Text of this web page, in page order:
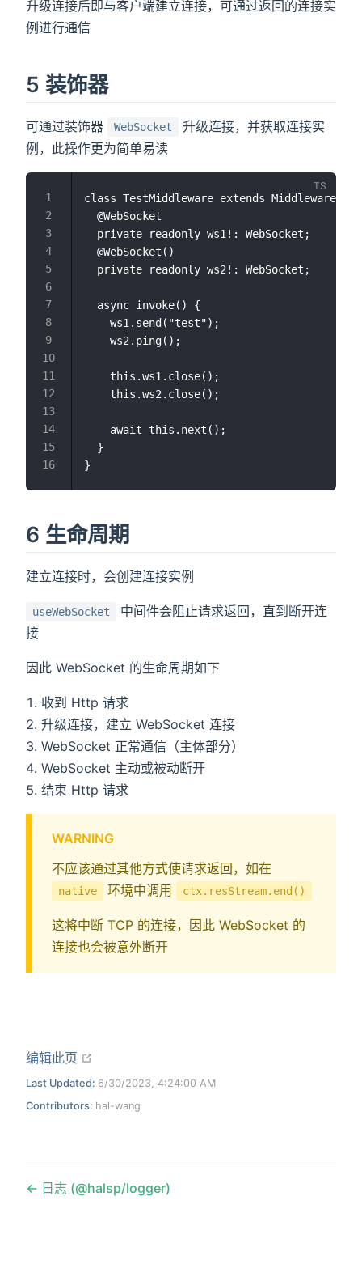
升级连接后即与客户端建立连接，可通过返回的连接实
例进行通信
5 装饰器
可通过装饰器 WebSocket
升级连接，并获取连接实
例，此操作更为简单易读
class TestMiddleware extends Middleware {
  @WebSocket
  private readonly ws1!: WebSocket;
  @WebSocket()
  private readonly ws2!: WebSocket;
  async invoke() {
    ws1.send("test");
    ws2.ping();
    this.ws1.close();
    this.ws2.close();
    await this.next();
  }
6 生命周期
建立连接时，会创建连接实例
useWebSocket
中间件会阻止请求返回，直到断开连
接
因此 WebSocket 的生命周期如下
收到 Http 请求
升级连接，建立 WebSocket 连接
WebSocket 正常通信（主体部分）
WebSocket 主动或被动断开
结束 Http 请求
WARNING
不应该通过其他方式使请求返回，如在
native 环境中调用 ctx.resStream.end()
这将中断 TCP 的连接，因此 WebSocket 的
连接也会被意外断开
编辑此页
Last Updated: 6/30/2023, 4:24:00 AM
Contributors: hal-wang
日志 (@halsp/logger)